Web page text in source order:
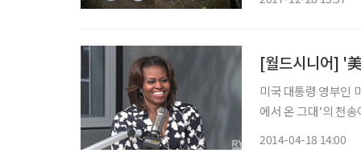
[월드시니어] '
미국 대통령 영부인 미셸 오바
에서 온 그대’의 천
2014-04-18 14:00